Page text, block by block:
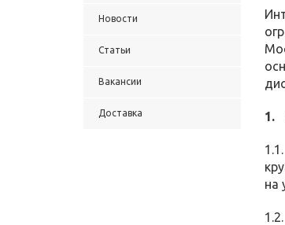
Новости
Статьи
Вакансии
Доставка 1.
на